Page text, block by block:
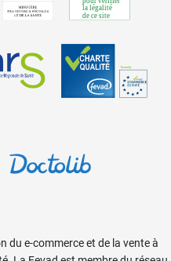
du e-commerce et de la vente à